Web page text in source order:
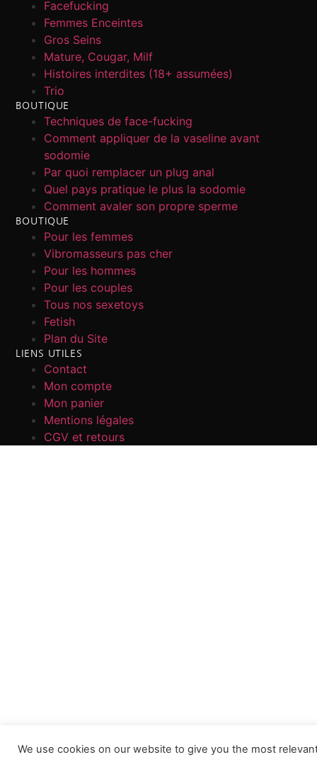
Facefucking
Femmes Enceintes
Gros Seins
Mature, Cougar, Milf
Histoires interdites (18+ assumées)
Trio
BOUTIQUE
Techniques de face-fucking
Comment appliquer de la vaseline avant
sodomie
Par quoi remplacer un plug anal
Quel pays pratique le plus la sodomie
Comment avaler son propre sperme
BOUTIQUE
Pour les femmes
Vibromasseurs pas cher
Pour les hommes
Pour les couples
Tous nos sexetoys
Fetish
Plan du Site
LIENS UTILES
Contact
Mon compte
Mon panier
Mentions légales
CGV et retours
We use cookies on our website to give you the most